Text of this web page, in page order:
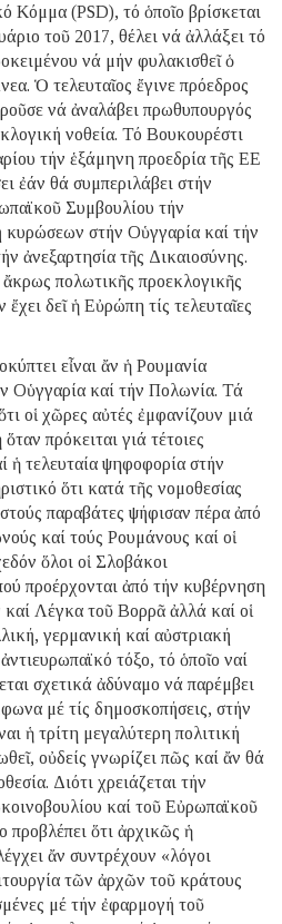
Κόμμα (PSD), τό ὁποῖο βρίσκεται
τοῦ 2017, θέλει νά ἀλλάξει τό
νά μήν φυλακισθεῖ ὁ
Ὁ τελευταῖος ἔγινε πρόεδρος
νά ἀναλάβει πρωθυπουργός
νοθεία. Τό Βουκουρέστι
τήν ἑξάμηνη προεδρία τῆς ΕΕ
ἐάν θά συμπεριλάβει στήν
Συμβουλίου τήν
κυρώσεων στήν Οὑγγαρία καί τήν
ἀνεξαρτησία τῆς Δικαιοσύνης.
πολωτικῆς προεκλογικῆς
δεῖ ἡ Εὐρώπη τίς τελευταῖες
εἶναι ἄν ἡ Ρουμανία
Οὑγγαρία καί τήν Πολωνία. Τά
οἱ χῶρες αὐτές ἐμφανίζουν μιά
πρόκειται γιά τέτοιες
ἡ τελευταία ψηφοφορία στήν
ὅτι κατά τῆς νομοθεσίας
παραβάτες ψήφισαν πέρα ἀπό
καί τούς Ρουμάνους καί οἱ
ὅλοι οἱ Σλοβάκοι
προέρχονται ἀπό τήν κυβέρνηση
Λέγκα τοῦ Βορρᾶ ἀλλά καί οἱ
γερμανική καί αὐστριακή
τόξο, τό ὁποῖο ναί
σχετικά ἀδύναμο νά παρέμβει
μέ τίς δημοσκοπήσεις, στήν
ἡ τρίτη μεγαλύτερη πολιτική
οὐδείς γνωρίζει πῶς καί ἄν θά
Διότι χρειάζεται τήν
καί τοῦ Εὐρωπαϊκοῦ
προβλέπει ὅτι ἀρχικῶς ἡ
ἄν συντρέχουν «λόγοι
τῶν ἀρχῶν τοῦ κράτους
μέ τήν ἐφαρμογή τοῦ